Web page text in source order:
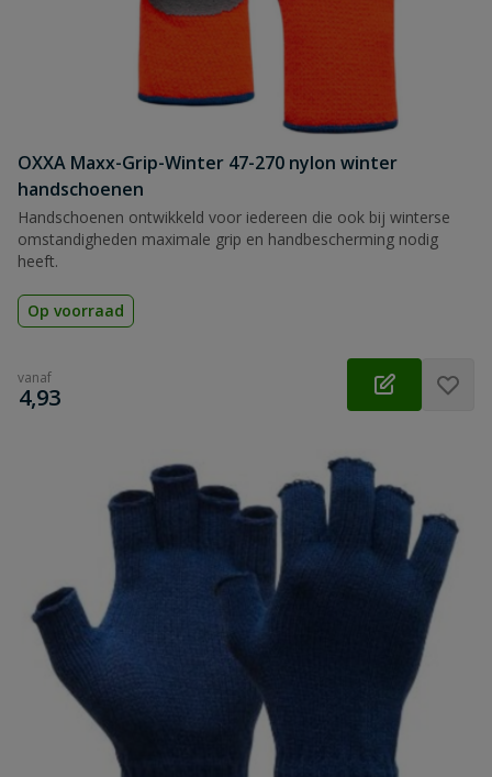
OXXA Maxx-Grip-Winter 47-270 nylon winter
handschoenen
Handschoenen ontwikkeld voor iedereen die ook bij winterse
omstandigheden maximale grip en handbescherming nodig
heeft.
Op voorraad
vanaf
€
4,93